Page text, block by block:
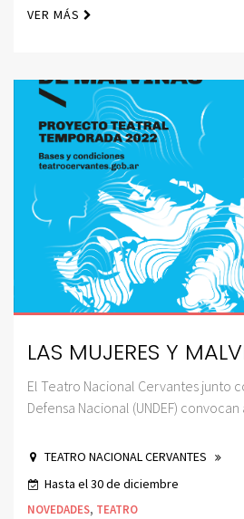
VER MÁS
LAS MUJERES Y
El Teatro Nacional Cervantes junto
Defensa Nacional (UNDEF) convocan
TEATRO NACIONAL CERVANTES
Hasta el 30 de diciembre
NOVEDADES, TEATRO